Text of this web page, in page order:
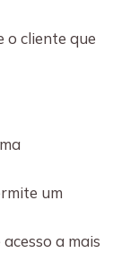
o cliente que
um
a mais